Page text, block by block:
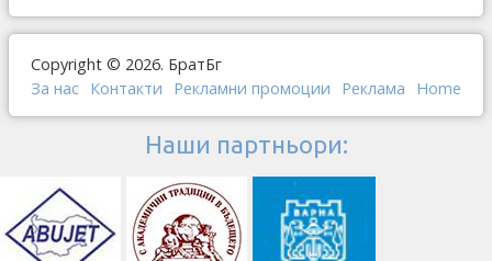
Copyright © 2026. БратБг
За нас Контакти Рекламни промоции Реклама Home
Наши партньори: